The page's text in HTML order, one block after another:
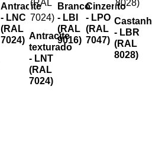
Antracite
- LNC
(RAL
7024) Antracite
texturado
- LNT
(RAL
7024)
Branco
- LBI
(RAL
9016)
Cinzento
- LPO
(RAL
7047)
- LBR
(RAL
8028)